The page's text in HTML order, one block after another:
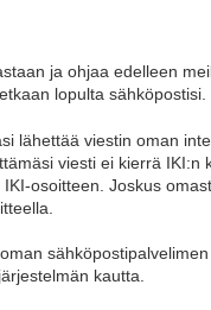
ja ohjaa edelleen
lopulta sähköpostisi.
lähettää viestin oman
viesti ei kierrä IKI:n
osoitteen. Joskus
kautta.